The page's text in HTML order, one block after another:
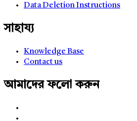
Data Deletion Instructions
সাহায্য
Knowledge Base
Contact us
আমাদের ফলো করুন